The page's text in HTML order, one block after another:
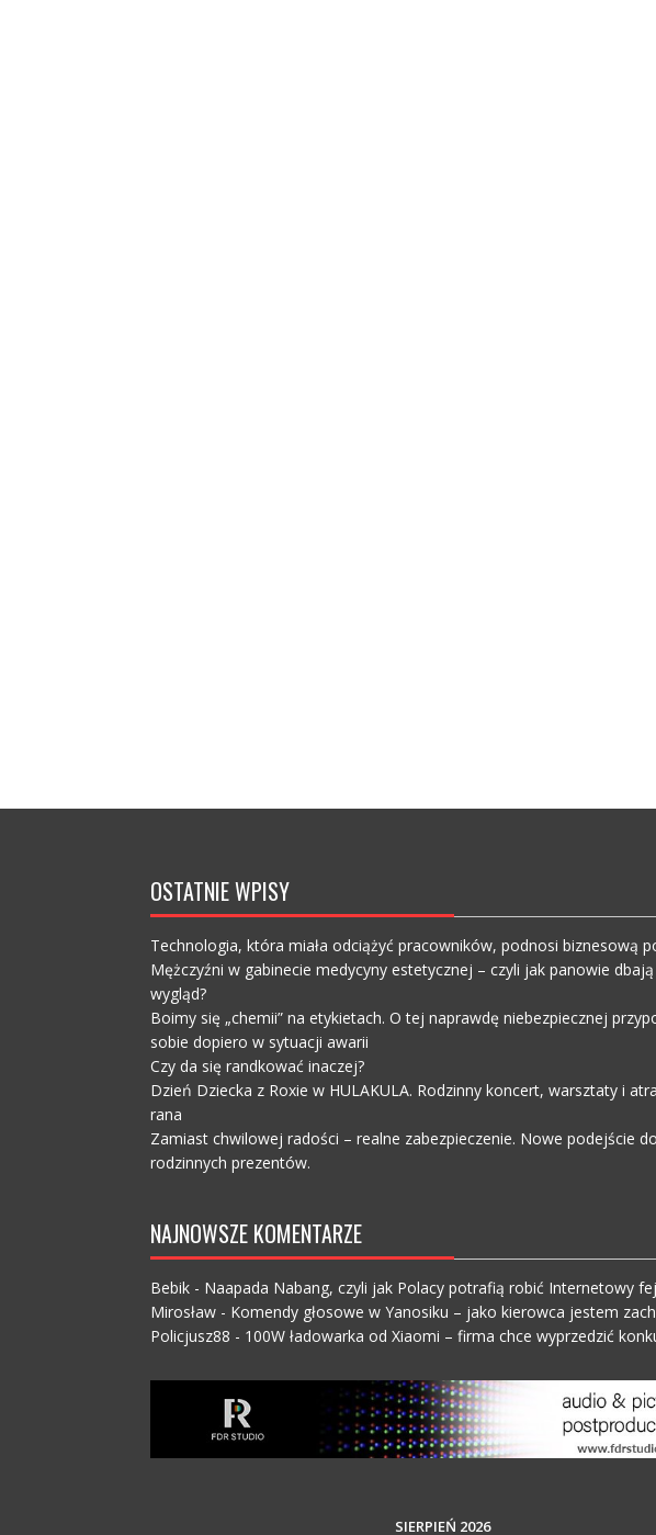
OSTATNIE WPISY
Technologia, która miała odciążyć pracowników, podnosi biznesową
Mężczyźni w gabinecie medycyny estetycznej – czyli jak panowie
wygląd?
Boimy się „chemii” na etykietach. O tej naprawdę niebezpiecznej
sobie dopiero w sytuacji awarii
Czy da się randkować inaczej?
Dzień Dziecka z Roxie w HULAKULA. Rodzinny koncert, warsztaty i
rana
Zamiast chwilowej radości – realne zabezpieczenie. Nowe podejście do
rodzinnych prezentów.
NAJNOWSZE KOMENTARZE
Bebik- Naapada Nabang, czyli jak Polacy potrafią robić Internetowy
Mirosław- Komendy głosowe w Yanosiku – jako kierowca jestem
Policjusz88 - 100W ładowarka od Xiaomi – firma chce wyprzedzić
SIERPIEŃ 2026